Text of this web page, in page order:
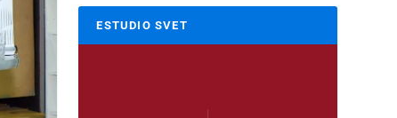
ESTUDIO SVET